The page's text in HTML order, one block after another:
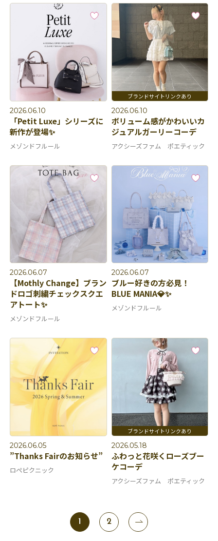
2026.06.10
「Petit Luxe」シリーズに
新作が登場✨
メゾンドフルール
2026.06.10
ボリューム感がかわいいカ
ジュアルガーリーコーデ
アクシーズファム ポエティック
2026.06.07
【Mothly Change】ブラン
ドロゴ刺繍チェックスクエ
アトート✨
メゾンドフルール
2026.06.07
ブルー好きの方必見！
BLUE MANIA💎✨
メゾンドフルール
2026.06.05
”Thanks Fairのお知らせ”
ロペピクニック
2026.05.18
ふわっと花咲くローズブー
ケコーデ
アクシーズファム ポエティック
1 2